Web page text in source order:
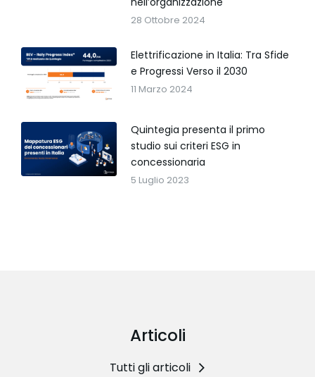
28 Ottobre 2024
Elettrificazione in Italia: Tra Sfide
e Progressi Verso il 2030
11 Marzo 2024
Quintegia presenta il primo
studio sui criteri ESG in
concessionaria
5 Luglio 2023
Articoli
Tutti gli articoli